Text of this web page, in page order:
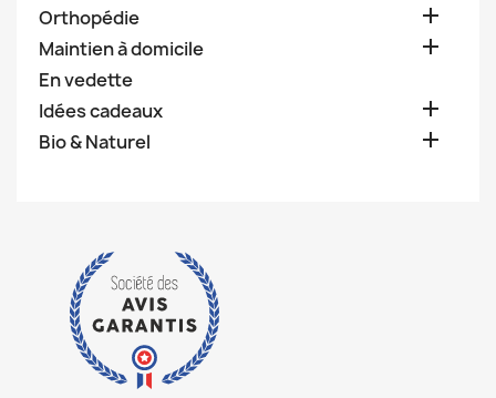
Orthopédie 
Maintien à domicile 
En vedette
Idées cadeaux

Bio & Naturel 